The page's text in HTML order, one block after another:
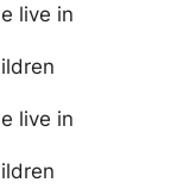
live in
live in